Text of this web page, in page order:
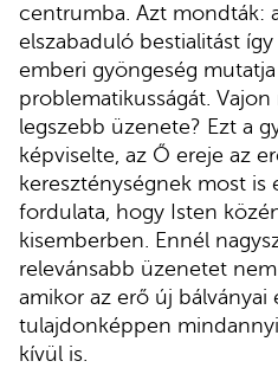
centrumba. Azt mondták:
elszabaduló bestialitást
emberi gyöngeség
problematikusságát.
legszebb üzenete? Ezt a
képviselte, az Ő ereje az
kereszténységnek most is
fordulata, hogy Isten
kisemberben. Ennél
relevánsabb üzenetet
amikor az erő új bálványai
tulajdonképpen
kívül is.